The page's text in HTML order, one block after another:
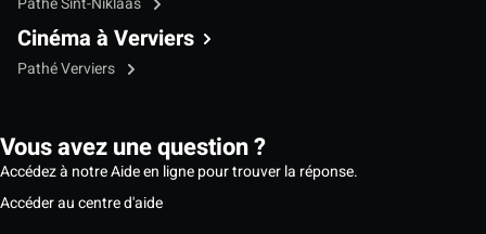
Cinéma à Verviers
Pathé Verviers
Vous avez une question ?
Accédez à notre Aide en ligne pour trouver la réponse.
Accéder au centre d'aide